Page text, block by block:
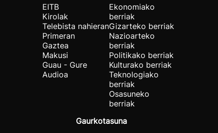
EITB
Kirolak
Telebista nahieran
Primeran
Gaztea
Makusi
Guau - Gure
Audioa
Ekonomiako
berriak
Gizarteko berriak
Nazioarteko
berriak
Politikako berriak
Kulturako berriak
Teknologiako
berriak
Osasuneko
berriak
Gaurkotasuna